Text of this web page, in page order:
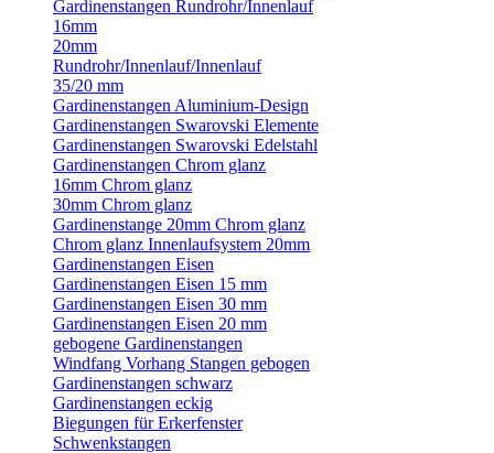
Gardinenstangen Rundrohr/Innenlauf
16mm
20mm
Rundrohr/Innenlauf/Innenlauf
35/20 mm
Gardinenstangen Aluminium-Design
Gardinenstangen Swarovski Elemente
Gardinenstangen Swarovski Edelstahl
Gardinenstangen Chrom glanz
16mm Chrom glanz
30mm Chrom glanz
Gardinenstange 20mm Chrom glanz
Chrom glanz Innenlaufsystem 20mm
Gardinenstangen Eisen
Gardinenstangen Eisen 15 mm
Gardinenstangen Eisen 30 mm
Gardinenstangen Eisen 20 mm
gebogene Gardinenstangen
Windfang Vorhang Stangen gebogen
Gardinenstangen schwarz
Gardinenstangen eckig
Biegungen für Erkerfenster
Schwenkstangen